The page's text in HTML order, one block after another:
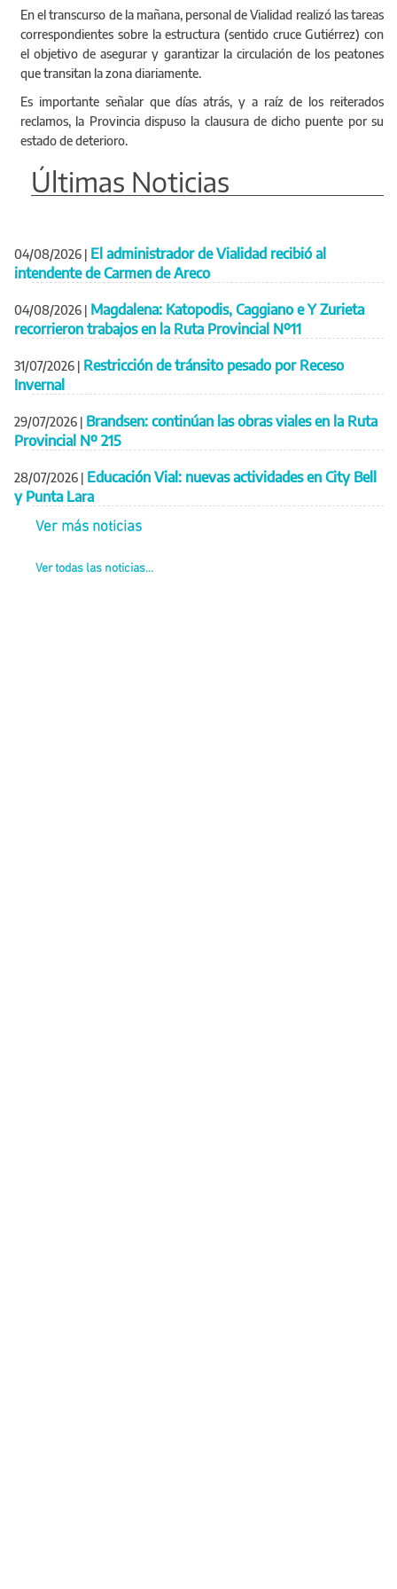
En el transcurso de la mañana, personal de Vialidad realizó las tareas
correspondientes sobre la estructura (sentido cruce Gutiérrez) con
el objetivo de asegurar y garantizar la circulación de los peatones
que transitan la zona diariamente.
Es importante señalar que días atrás, y a raíz de los reiterados
reclamos, la Provincia dispuso la clausura de dicho puente por su
estado de deterioro.
Últimas Noticias
04/08/2026 | El administrador de Vialidad recibió al
intendente de Carmen de Areco
04/08/2026 | Magdalena: Katopodis, Caggiano e Y Zurieta
recorrieron trabajos en la Ruta Provincial Nº11
31/07/2026 | Restricción de tránsito pesado por Receso
Invernal
29/07/2026 | Brandsen: continúan las obras viales en la Ruta
Provincial Nº 215
28/07/2026 | Educación Vial: nuevas actividades en City Bell
y Punta Lara
Ver más noticias
Ver todas las noticias...